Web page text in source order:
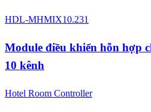
HDL-MHMIX10.231
Module điều khiển hỗn hợp
10 kênh
Hotel Room Controller